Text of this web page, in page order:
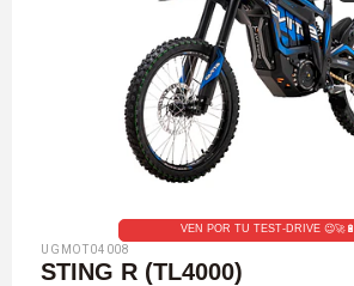
VEN POR TU TEST-DRIVE 😉🚀🔋
UGMOT04008
STING R (TL4000)